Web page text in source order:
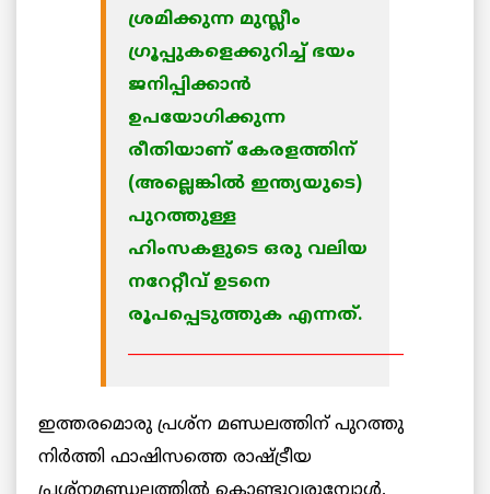
ശ്രമിക്കുന്ന മുസ്ലീം
ഗ്രൂപ്പുകളെക്കുറിച്ച് ഭയം
ജനിപ്പിക്കാന്‍
ഉപയോഗിക്കുന്ന
രീതിയാണ് കേരളത്തിന്
(അല്ലെങ്കില്‍ ഇന്ത്യയുടെ)
പുറത്തുള്ള
ഹിംസകളുടെ ഒരു വലിയ
നറേറ്റീവ് ഉടനെ
രൂപപ്പെടുത്തുക എന്നത്.
ഇത്തരമൊരു പ്രശ്‌ന മണ്ഡലത്തിന് പുറത്തു
നിര്‍ത്തി ഫാഷിസത്തെ രാഷ്ട്രീയ